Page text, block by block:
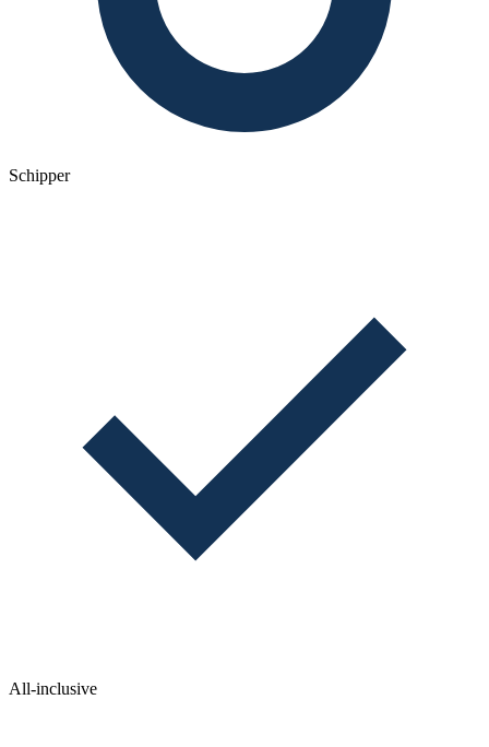
Schipper
All-inclusive